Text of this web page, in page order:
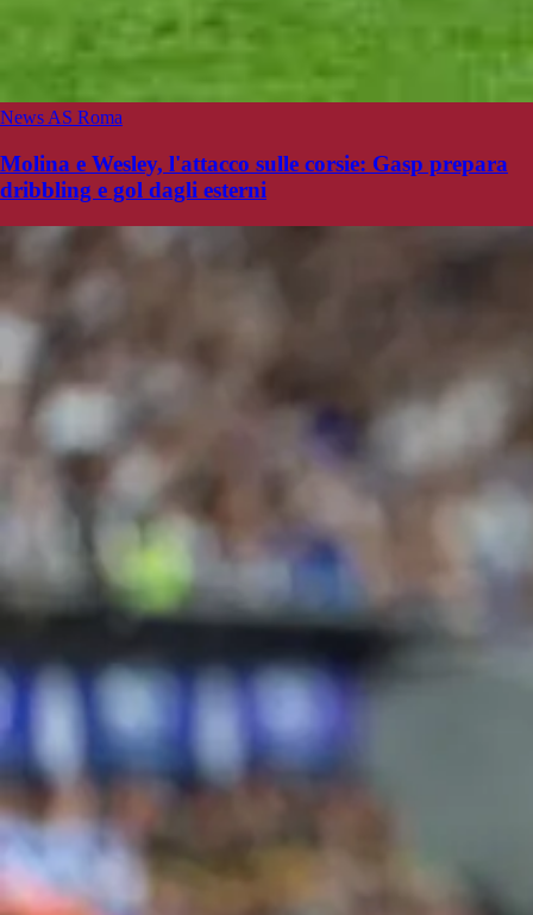
News AS Roma
Molina e Wesley, l'attacco sulle corsie: Gasp prepara
dribbling e gol dagli esterni